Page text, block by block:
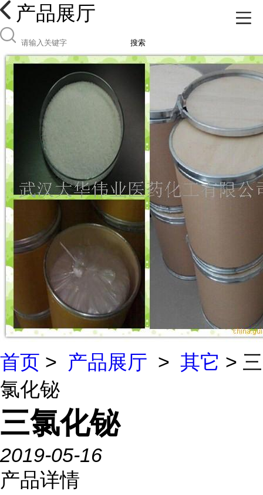
产品展厅
搜索
首页 > 产品展厅 > 其它 > 三
氯化铋
三氯化铋
2019-05-16
产品详情